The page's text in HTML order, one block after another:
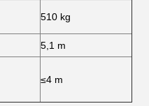
510 kg
5,1 m
≤4 m